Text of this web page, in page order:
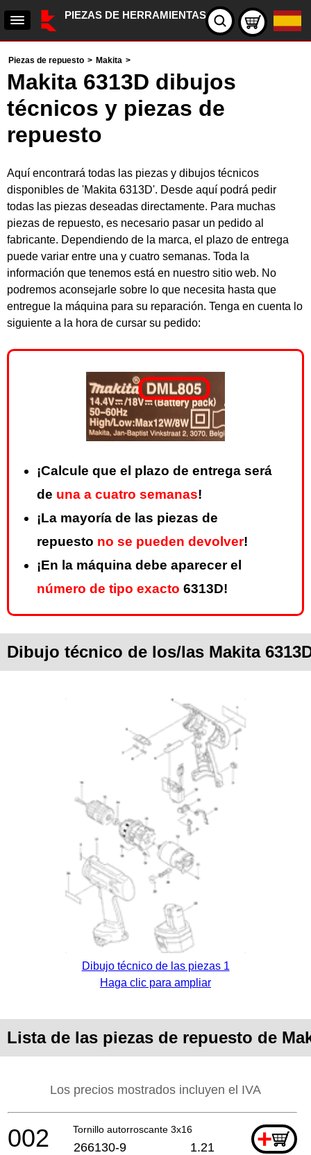
PIEZAS DE HERRAMIENTAS
Piezas de repuesto > Makita >
Makita 6313D dibujos
técnicos y piezas de
repuesto
Aquí encontrará todas las piezas y dibujos técnicos
disponibles de 'Makita 6313D'. Desde aquí podrá pedir
todas las piezas deseadas directamente. Para muchas
piezas de repuesto, es necesario pasar un pedido al
fabricante. Dependiendo de la marca, el plazo de entrega
puede variar entre una y cuatro semanas. Toda la
información que tenemos está en nuestro sitio web. No
podremos aconsejarle sobre lo que necesita hasta que
entregue la máquina para su reparación. Tenga en cuenta lo
siguiente a la hora de cursar su pedido:
¡Calcule que el plazo de entrega será
de una a cuatro semanas!
¡La mayoría de las piezas de
repuesto no se pueden devolver!
¡En la máquina debe aparecer el
número de tipo exacto 6313D!
Dibujo técnico de los/las Makita
Dibujo técnico de las piezas 1
Haga clic para ampliar
Lista de las piezas de repuesto de
Los precios mostrados incluyen el IVA
Tornillo autorroscante 3x16 +
002 266130-9 1.21